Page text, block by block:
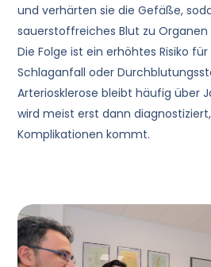
und verhärten sie die Gefäße,
sauerstoffreiches Blut zu
Die Folge ist ein erhöhtes Risiko für
Schlaganfall oder
Arteriosklerose bleibt häufig über
wird meist erst dann
Komplikationen kommt.